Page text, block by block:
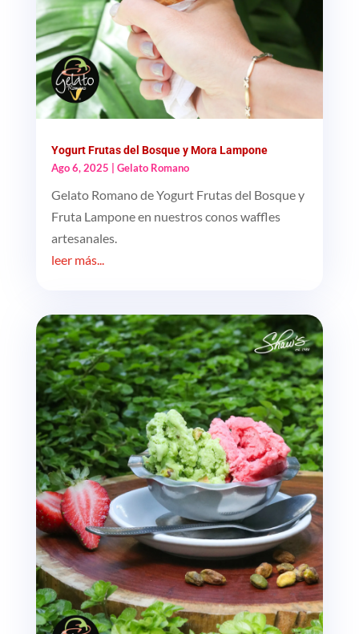
Yogurt Frutas del Bosque y Mora Lampone
Ago 6, 2025
Gelato Romano
Gelato Romano de Yogurt Frutas del Bosque y
Fruta Lampone en nuestros conos waffles
artesanales.
leer más...